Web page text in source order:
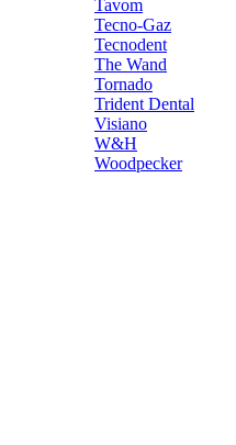
Tavom
Tecno-Gaz
Tecnodent
The Wand
Tornado
Trident Dental
Visiano
W&H
Woodpecker